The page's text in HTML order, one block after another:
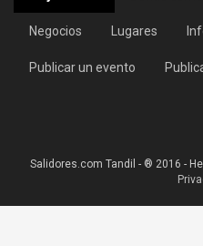
Negocios Lugares
Publicar un evento
Salidores.com Tandil - ® 2016 -